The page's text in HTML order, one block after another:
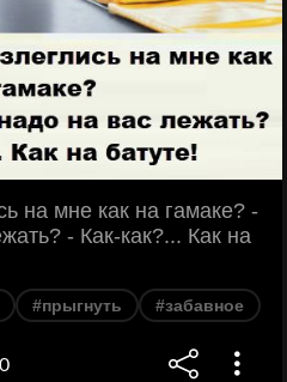
на мне как на гамаке? -
- Как-как?... Как на
#прыгнуть #забавное
0